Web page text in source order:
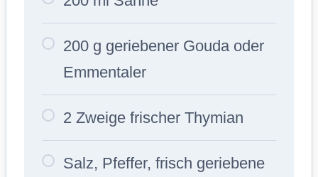
200 g geriebener Gouda oder
Emmentaler
2 Zweige frischer Thymian
Salz, Pfeffer, frisch geriebene